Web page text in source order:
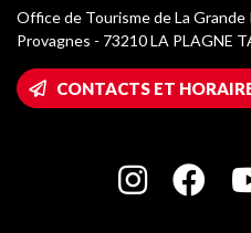
Médiathèque
Logos La Plagne
Accès Wifi
Maison des Propriétaires
Charte des Acteurs Engagés
Champagny-en-Vanoise
Plagne 1800
Office de Tourisme de La Grande
Provagnes - 73210 LA PLAGNE
CONTACTS ET